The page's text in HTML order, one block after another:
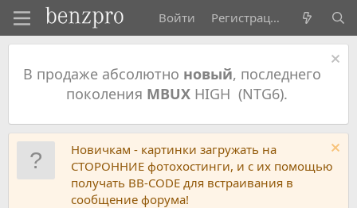
Войти Регистрация
В продаже абсолютно новый, последнего
поколения MBUXHIGH (NTG6).
Новичкам - картинки загружать на
СТОРОННИЕ фотохостинги, и с их помощью
получать BB-CODE для встраивания в
сообщение форума!